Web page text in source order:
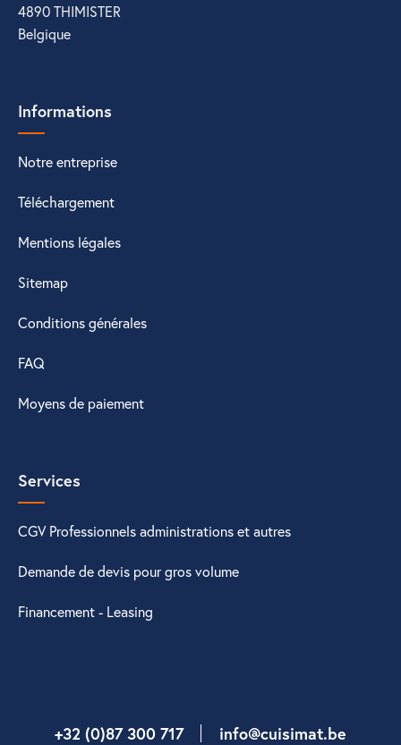
4890 THIMISTER
Belgique
Informations
Notre entreprise
Téléchargement
Mentions légales
Sitemap
Conditions générales
FAQ
Moyens de paiement
Services
CGV Professionnels administrations et autres
Demande de devis pour gros volume
Financement - Leasing
+32 (0)87 300 717 info@cuisimat.be